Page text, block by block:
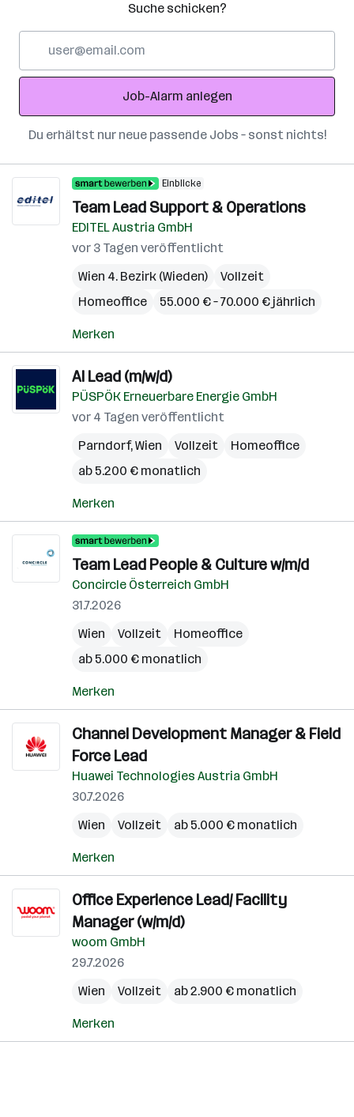
Suche schicken?
Adresse
Job-Alarm anlegen
Du erhältst nur neue passende Jobs – sonst nichts!
Einblicke
Team Lead Support & Operations
EDITEL Austria GmbH
vor 3 Tagen veröffentlicht
Wien 4. Bezirk (Wieden)
Vollzeit
Homeoffice
55.000 € – 70.000 € jährlich
Merken
AI Lead (m/w/d)
PÜSPÖK Erneuerbare Energie GmbH
vor 4 Tagen veröffentlicht
Parndorf,Wien Vollzeit
Homeoffice
ab 5.200 € monatlich
Merken
Team Lead People & Culture w/m/d
Concircle Österreich GmbH
31.7.2026
Wien
Vollzeit
Homeoffice
ab 5.000 € monatlich
Merken
Channel Development Manager & Field
Force Lead
Huawei Technologies Austria GmbH
30.7.2026
Wien
Vollzeit ab 5.000 € monatlich
Merken
Office Experience Lead/ Facility
Manager (w/m/d)
woom GmbH
29.7.2026
Wien
Vollzeit ab 2.900 € monatlich
Merken